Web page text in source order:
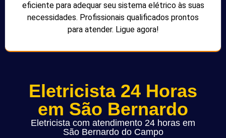
eficiente para adequar seu sistema elétrico às suas
necessidades. Profissionais qualificados prontos
para atender. Ligue agora!
Eletricista 24 Horas
em São Bernardo
Eletricista com atendimento 24 horas em
São Bernardo do Campo